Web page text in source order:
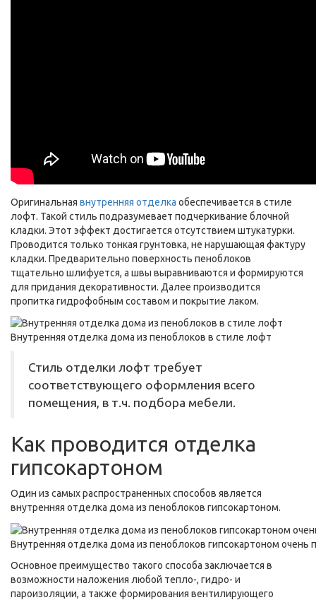
Оригинальная внутренняя отделка обеспечивается в стиле
лофт. Такой стиль подразумевает подчеркивание блочной
кладки. Этот эффект достигается отсутствием штукатурки.
Проводится только тонкая грунтовка, не нарушающая фактуру
кладки. Предварительно поверхность пеноблоков
тщательно шлифуется, а швы выравниваются и формируются
для придания декоративности. Далее производится
пропитка гидрофобным составом и покрытие лаком.
Внутренняя отделка дома из пеноблоков в стиле лофт
Стиль отделки лофт требует
соответствующего оформления всего
помещения, в т.ч. подбора мебели.
Как проводится отделка
гипсокартоном
Один из самых распространенных способов является
внутренняя отделка дома из пеноблоков гипсокартоном.
Внутренняя отделка дома из пеноблоков гипсокартоном очень
Основное преимущество такого способа заключается в
возможности наложения любой тепло-, гидро- и
пароизоляции, а также формирования вентилирующего